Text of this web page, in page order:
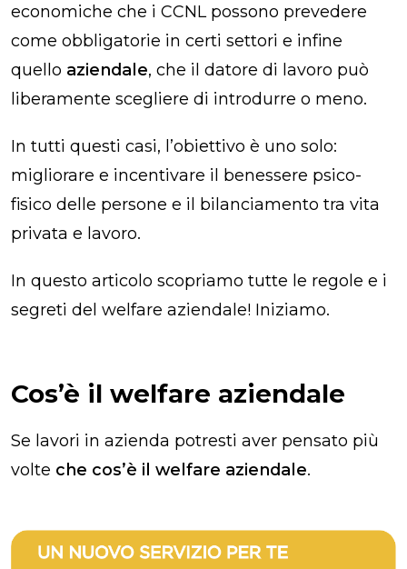
economiche che i CCNL possono prevedere
come obbligatorie in certi settori e infine
quello aziendale, che il datore di lavoro può
liberamente scegliere di introdurre o meno.
In tutti questi casi, l’obiettivo è uno solo:
migliorare e incentivare il benessere psico-
fisico delle persone e il bilanciamento tra vita
privata e lavoro.
In questo articolo scopriamo tutte le regole e i
segreti del welfare aziendale! Iniziamo.
Cos’è il welfare aziendale
Se lavori in azienda potresti aver pensato più
volte che cos’è il welfare aziendale.